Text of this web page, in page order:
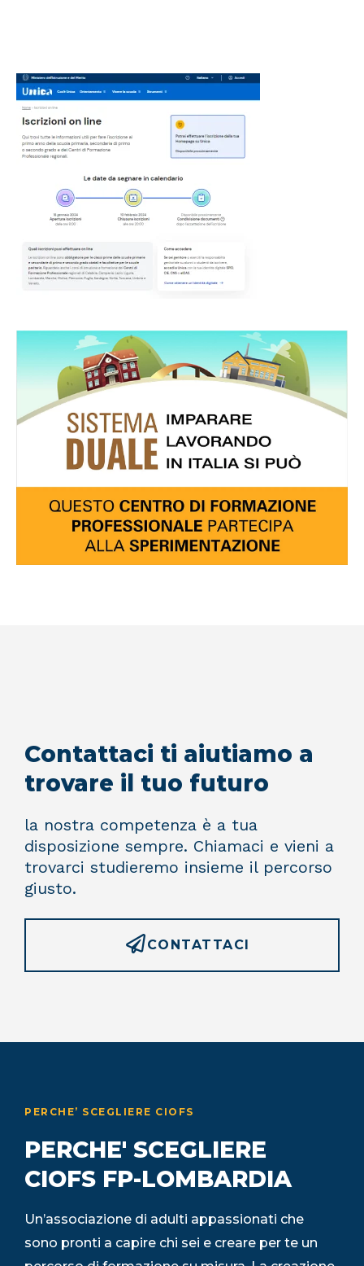
Contattaci ti aiutiamo a
trovare il tuo futuro
la nostra competenza è a tua
disposizione sempre. Chiamaci e vieni a
trovarci studieremo insieme il percorso
giusto.
CONTATTACI
PERCHE’ SCEGLIERE CIOFS
PERCHE' SCEGLIERE
CIOFS FP-LOMBARDIA
Un’associazione di adulti appassionati che
sono pronti a capire chi sei e creare per te un